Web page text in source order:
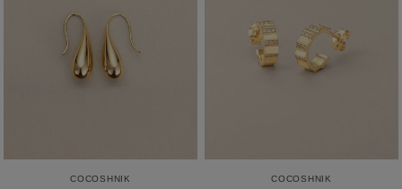
COCOSHNIK
COCOSHNIK